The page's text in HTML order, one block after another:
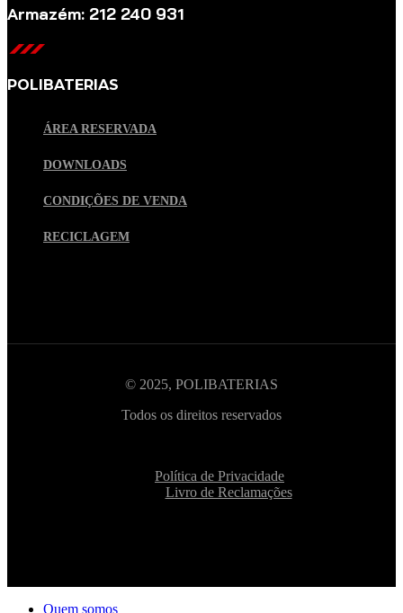
Armazém: 212 240 931
POLIBATERIAS
ÁREA RESERVADA
DOWNLOADS
CONDIÇÕES DE VENDA
RECICLAGEM
© 2025, POLIBATERIAS
Todos os direitos reservados
Política de Privacidade
Livro de Reclamações
Quem somos